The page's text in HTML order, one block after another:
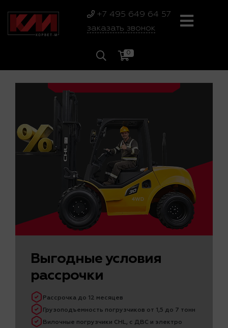
+7 495 649 64 57
заказать звонок
0
Выгодные условия
рассрочки
Рассрочка до 12 месяцев
Грузоподъемность погрузчиков от 1,5 до 7 тонн
Вилочные погрузчики CHL, с ДВС и электро